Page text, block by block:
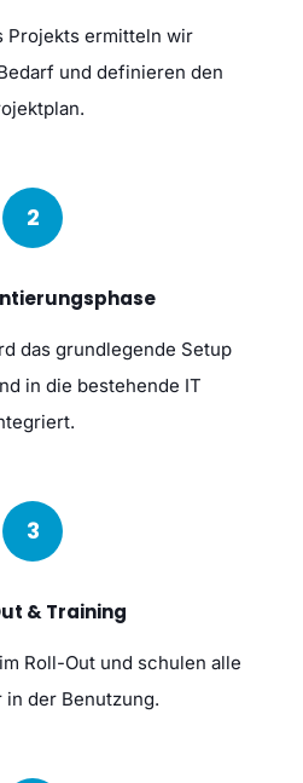
Projekts ermitteln wir
und definieren den
2
das grundlegende Setup
in die bestehende IT
3
& Training
Roll-Out und schulen alle
der Benutzung.